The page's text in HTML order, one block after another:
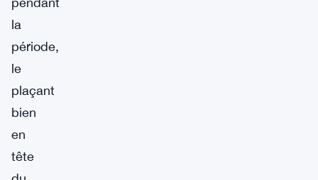
la
période,
le
plaçant
bien
en
tête